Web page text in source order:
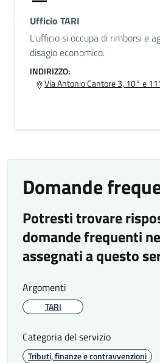
Ufficio TARI
L'ufficio si occupa di rimborsi e
disagio economico.
INDIRIZZO:
Via Antonio Cantore 3, 10° e
Domande
Potresti trovare
domande frequenti
assegnati a questo
Argomenti
TARI
Categoria del servizio
Tributi, finanze e contravvenzioni